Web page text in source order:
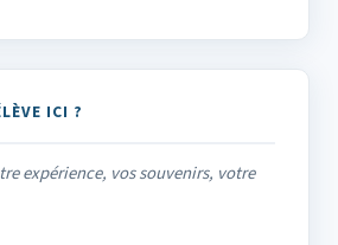
ICI ?
expérience, vos souvenirs, votre